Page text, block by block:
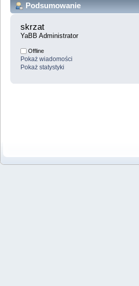
Podsumowanie
skrzat
YaBB Administrator
Offline
Pokaż wiadomości
Pokaż statystyki